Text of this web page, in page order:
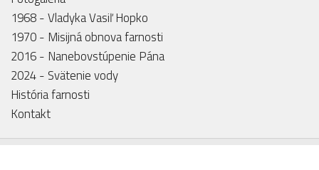
1968 - Vladyka Vasiľ Hopko
1970 - Misijná obnova farnosti
2016 - Nanebovstúpenie Pána
2024 - Svätenie vody
História farnosti
Kontakt